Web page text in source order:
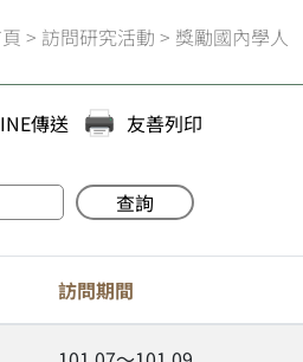
> 訪問研究活動 > 獎勵國內學人
傳送 友善列印
查詢
訪問期間